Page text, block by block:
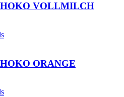
VOLLMILCH
ORANGE